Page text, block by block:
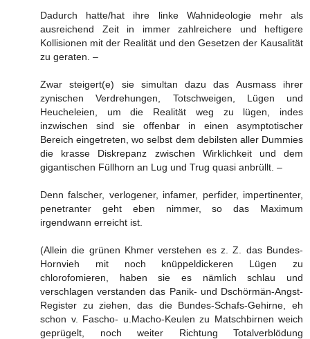
Dadurch hatte/hat ihre linke Wahnideologie mehr als
ausreichend Zeit in immer zahlreichere und heftigere
Kollisionen mit der Realität und den Gesetzen der Kausalität
zu geraten. –
Zwar steigert(e) sie simultan dazu das Ausmass ihrer
zynischen Verdrehungen, Totschweigen, Lügen und
Heucheleien, um die Realität weg zu lügen, indes
inzwischen sind sie offenbar in einen asymptotischer
Bereich eingetreten, wo selbst dem debilsten aller Dummies
die krasse Diskrepanz zwischen Wirklichkeit und dem
gigantischen Füllhorn an Lug und Trug quasi anbrüllt. –
Denn falscher, verlogener, infamer, perfider, impertinenter,
penetranter geht eben nimmer, so das Maximum
irgendwann erreicht ist.
(Allein die grünen Khmer verstehen es z. Z. das Bundes-
Hornvieh mit noch knüppeldickeren Lügen zu
chlorofomieren, haben sie es nämlich schlau und
verschlagen verstanden das Panik- und Dschörmän-Angst-
Register zu ziehen, das die Bundes-Schafs-Gehirne, eh
schon v. Fascho- u.Macho-Keulen zu Matschbirnen weich
geprügelt, noch weiter Richtung Totalverblödung